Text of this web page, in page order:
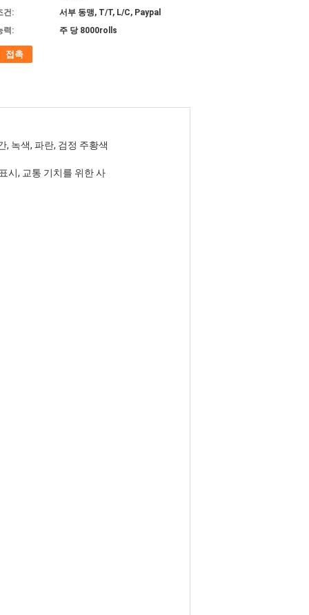
건:
서부 동맹, T/T, L/C, Paypal
력:
주 당 8000rolls
접촉
, 녹색, 파란, 검정 주황색
시, 교통 기치를 위한 사